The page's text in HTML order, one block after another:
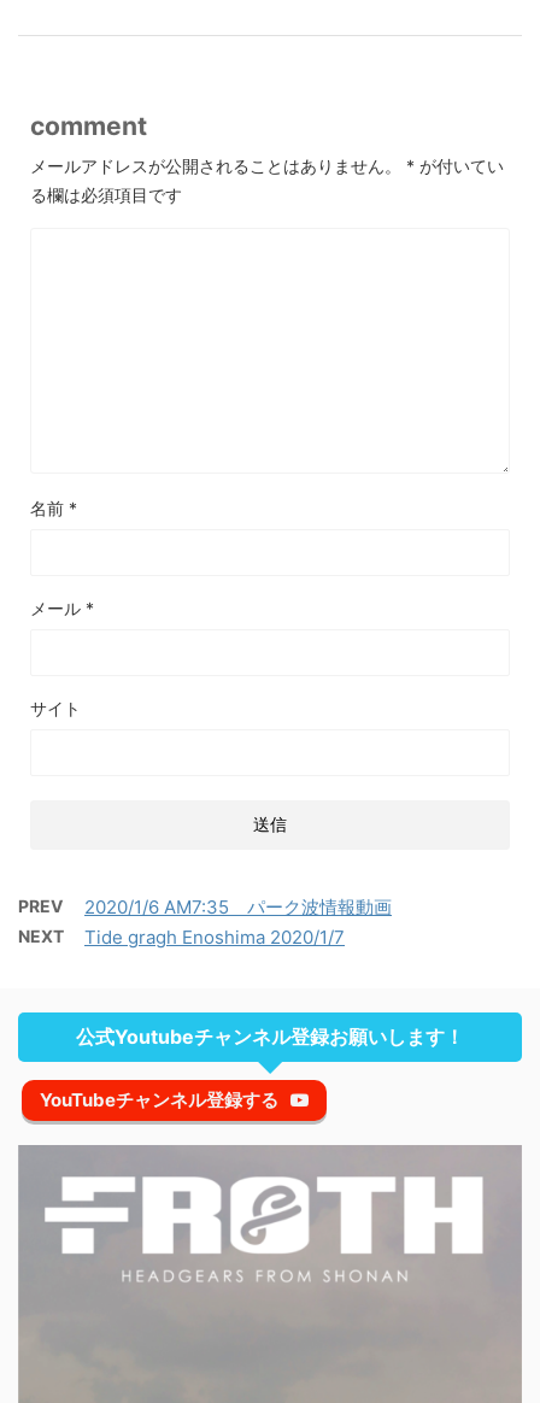
comment
メールアドレスが公開されることはありません。 * が付いてい
る欄は必須項目です
名前 *
メール *
サイト
PREV 2020/1/6 AM7:35 パーク波情報動画
NEXT Tide gragh Enoshima 2020/1/7
公式Youtubeチャンネル登録お願いします！
YouTubeチャンネル登録する